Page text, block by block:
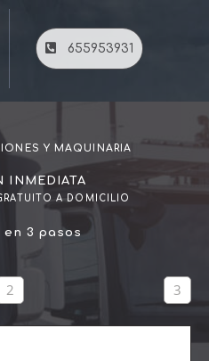
655953931
Y MAQUINARIA
INMEDIATA
A DOMICILIO
en 3 pasos
2 3